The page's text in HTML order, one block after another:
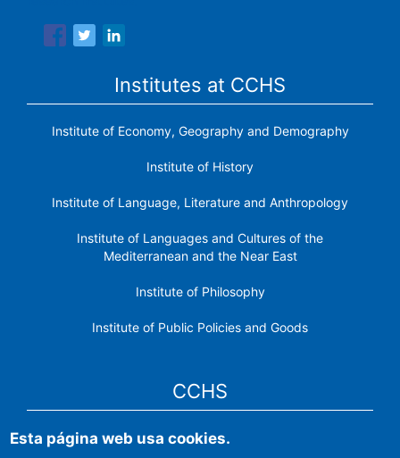
Institutes at CCHS
Institute of Economy, Geography and Demography
Institute of History
Institute of Language, Literature and Anthropology
Institute of Languages ​​and Cultures of the
Mediterranean and the Near East
Institute of Philosophy
Institute of Public Policies and Goods
CCHS
CSIC Electronic Office
Esta página web usa cookies.